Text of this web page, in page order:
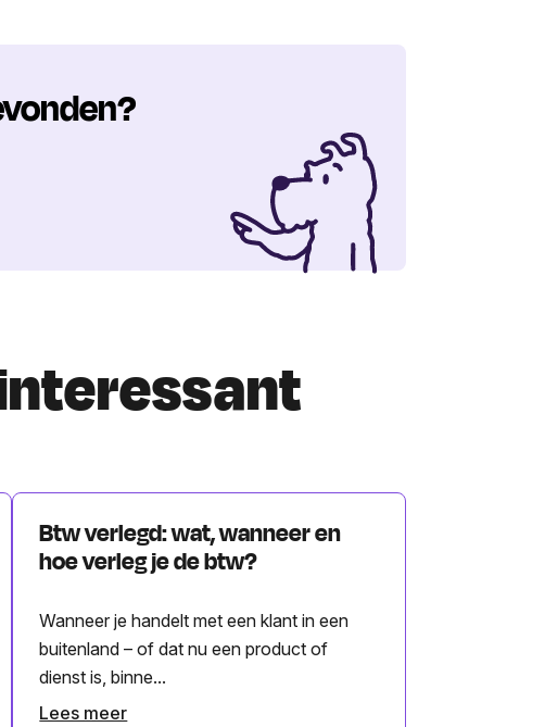
Btw verlegd: wat, wanneer en
hoe verleg je de btw?
Wanneer je handelt met een klant in een
buitenland – of dat nu een product of
dienst is, binne...
Lees meer